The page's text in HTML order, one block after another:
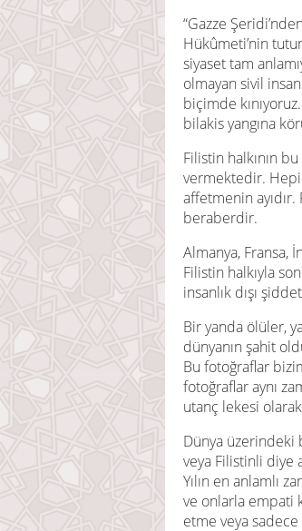
“Gazze
Hükûmeti’nin
siyaset tam
olmayan sivil
biçimde
bilakis yangına
Filistin halkının
vermektedir.
affetmenin ayıdır.
beraberdir.
Almanya, Fransa,
Filistin halkıyla
insanlık dışı
Bir yanda ölüler,
dünyanın şahit
Bu fotoğraflar
fotoğraflar aynı
utanç lekesi
Dünya üzerindeki
veya Filistinli diye
Yılın en anlamlı
ve onlarla empati
etme veya sadece